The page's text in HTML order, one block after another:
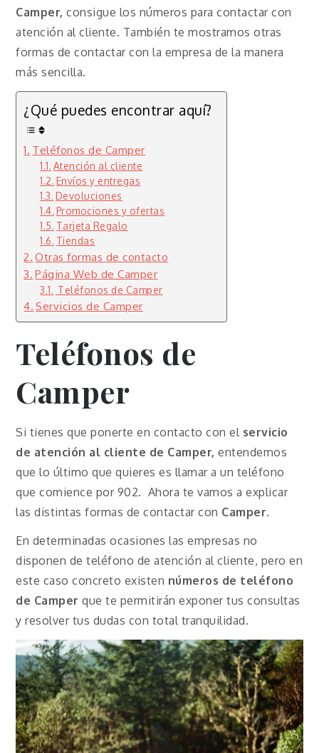
Camper,consigue los números para contactar con
atención al cliente. También te mostramos otras
formas de contactar con la empresa de la manera
más sencilla.
¿Qué puedes encontrar aquí?
Teléfonos de Camper
Atención al cliente
Envíos y entregas
Devoluciones
Promociones y ofertas
Tarjeta Regalo
Tiendas
Otras formas de contacto
Página Web de Camper
Teléfonos de Camper
Servicios de Camper
Teléfonos de
Camper
Si tienes que ponerte en contacto con el servicio
de atención al cliente de Camper, entendemos
que lo último que quieres es llamar a un teléfono
que comience por 902. Ahora te vamos a explicar
las distintas formas de contactar con Camper.
En determinadas ocasiones las empresas no
disponen de teléfono de atención al cliente, pero en
este caso concreto existen números de teléfono
de Camper que te permitirán exponer tus consultas
y resolver tus dudas con total tranquilidad.